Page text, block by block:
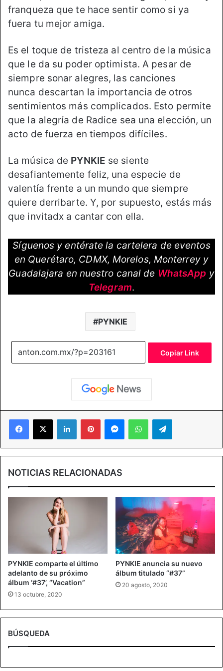
franqueza que te hace sentir como si ya
fuera tu mejor amiga.
Es el toque de tristeza al centro de la música
que le da su poder optimista. A pesar de
siempre sonar alegres, las canciones
nunca descartan la importancia de otros
sentimientos más complicados. Esto permite
que la alegría de Radice sea una elección, un
acto de fuerza en tiempos difíciles.
La música de PYNKIE se siente
desafiantemente feliz, una especie de
valentía frente a un mundo que siempre
quiere derribarte. Y, por supuesto, estás más
que invitadx a cantar con ella.
Síguenos y entérate la cartelera de eventos
en Querétaro, CDMX, Morelos, Monterrey y
Guadalajara en nuestro canal de WhatsApp y
Telegram.
PYNKIE
Copiar Link
Facebook
X LinkedInPinterestMessengerWhatsAppTelegram
NOTICIAS RELACIONADAS
PYNKIE comparte el último
adelanto de su próximo
álbum ‘#37’, “Vacation”
13 octubre, 2020
PYNKIE anuncia su nuevo
álbum titulado “#37”
20 agosto, 2020
BÚSQUEDA